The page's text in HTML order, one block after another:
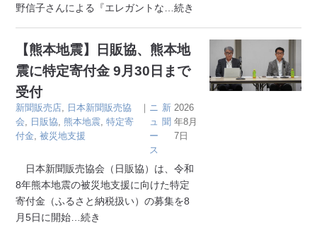
野信子さんによる『エレガントな …続き
【熊本地震】日販協、熊本地
震に特定寄付金 9月30日まで
受付
新聞販売店, 日本新聞販売協
会, 日販協, 熊本地震,特定寄
付金,被災地支援
｜ ニ
ュ
ー
ス
新
聞
2026
年8月
7日
日本新聞販売協会（日販協）は、令和
8年熊本地震の被災地支援に向けた特定
寄付金（ふるさと納税扱い）の募集を8
月5日に開始 …続き